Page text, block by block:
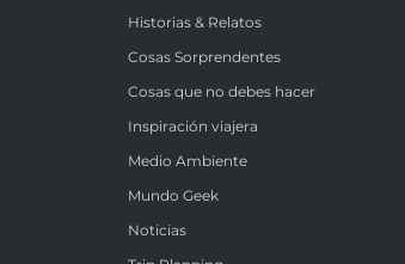
Historias & Relatos
Cosas Sorprendentes
Cosas que no debes hacer
Inspiración viajera
Medio Ambiente
Mundo Geek
Noticias